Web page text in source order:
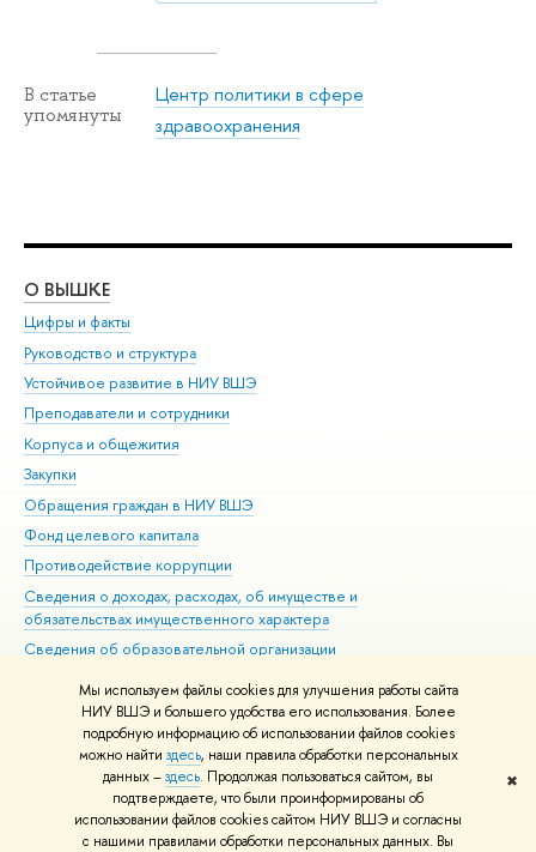
Мы используем файлы cookies для улучшения работы сайта
НИУ ВШЭ и большего удобства его использования. Более
подробную информацию об использовании файлов cookies
можно найти здесь, наши правила обработки персональных
данных –здесь. Продолжая пользоваться сайтом, вы
подтверждаете, что были проинформированы об
использовании файлов cookies сайтом НИУ ВШЭ и согласны
с нашими правилами обработки персональных данных. Вы
✖
В статье
упомянуты
Центр политики в сфере
здравоохранения
О ВЫШКЕ
Цифры и факты
Руководство и структура
Устойчивое развитие в НИУ ВШЭ
Преподаватели и сотрудники
Корпуса и общежития
Закупки
Обращения граждан в НИУ ВШЭ
Фонд целевого капитала
Противодействие коррупции
Сведения о доходах, расходах, об имуществе и
обязательствах имущественного характера
Сведения об образовательной организации
Людям с ограниченными возможностями здоровья
Единая платежная страница
Работа в Вышке
© НИУ ВШЭ 1993–2026 Адреса и контакты Условия использования
материалов Политика конфиденциальности Карта сайта